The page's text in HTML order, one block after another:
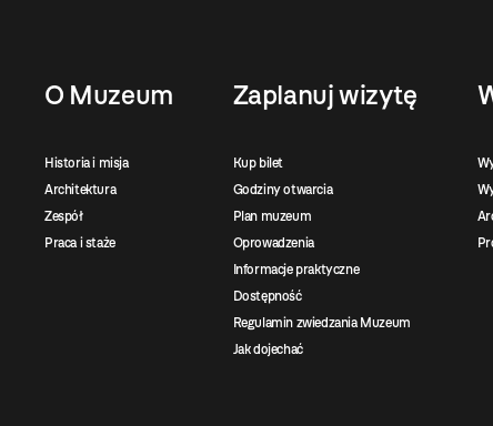
O Muzeum
Historia i misja
Architektura
Zespół
Praca i staże
Zaplanuj wizytę
Kup bilet
Godziny otwarcia
Plan muzeum
Oprowadzenia
Informacje praktyczne
Dostępność
Regulamin zwiedzania Muzeum
Jak dojechać